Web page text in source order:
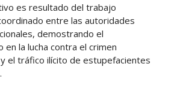
es resultado del trabajo
entre las autoridades
demostrando el
en la lucha contra el crimen
el tráfico ilícito de estupefacientes